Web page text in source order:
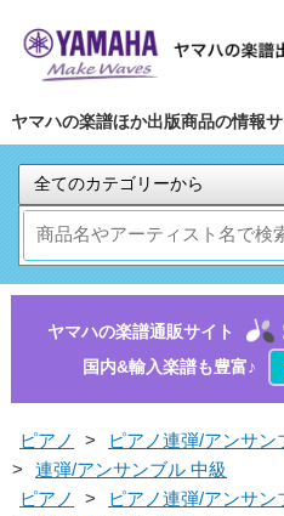
ヤマハの楽譜ほか出版商品の情報サ
ヤマハの楽譜通販サイト
国内&輸入楽譜も豊富♪
ピアノ >
ピアノ連弾/アンサン
>
連弾/アンサンブル 中級
ピアノ
>
ピアノ連弾/アンサン